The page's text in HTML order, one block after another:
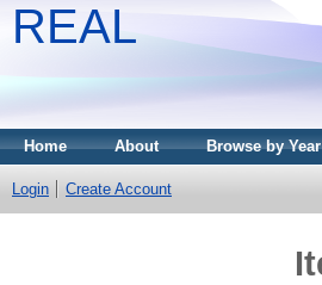
REAL
Home About Browse by Year
Login Create Account